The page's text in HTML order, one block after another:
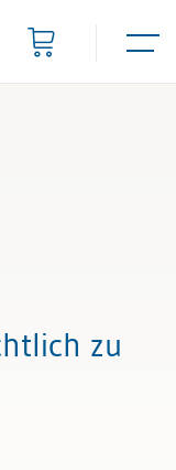
zu